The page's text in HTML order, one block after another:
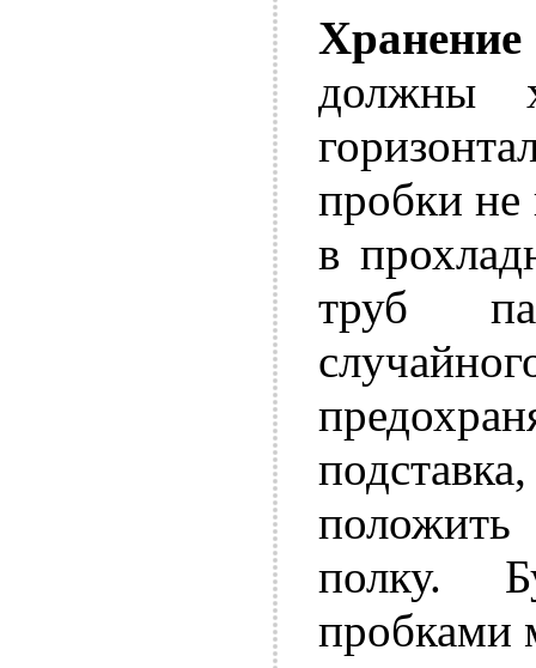
должны
пробки не
в
труб
полку.
пробками